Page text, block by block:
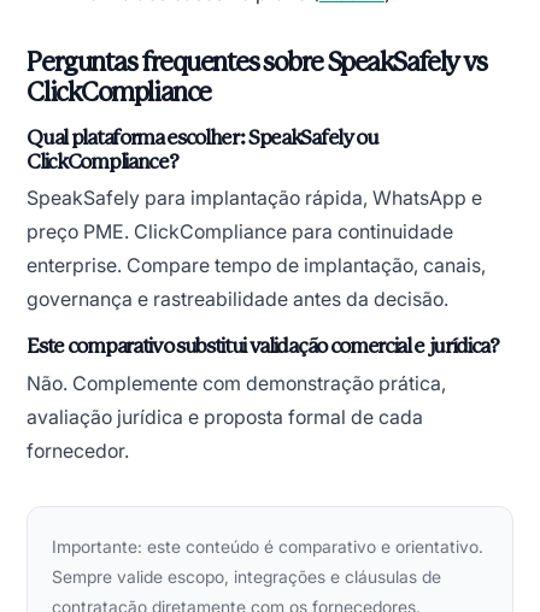
Perguntas frequentes sobre SpeakSafely vs
ClickCompliance
Qual plataforma escolher: SpeakSafely ou
ClickCompliance?
SpeakSafely para implantação rápida, WhatsApp e
preço PME. ClickCompliance para continuidade
enterprise. Compare tempo de implantação, canais,
governança e rastreabilidade antes da decisão.
Este comparativo substitui validação comercial e jurídica?
Não. Complemente com demonstração prática,
avaliação jurídica e proposta formal de cada
fornecedor.
Importante: este conteúdo é comparativo e orientativo.
Sempre valide escopo, integrações e cláusulas de
contratação diretamente com os fornecedores.